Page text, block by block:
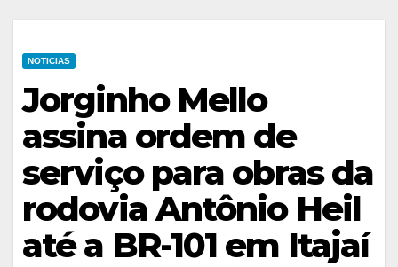
NOTICIAS
Jorginho Mello
assina ordem de
serviço para obras da
rodovia Antônio Heil
até a BR-101 em Itajaí